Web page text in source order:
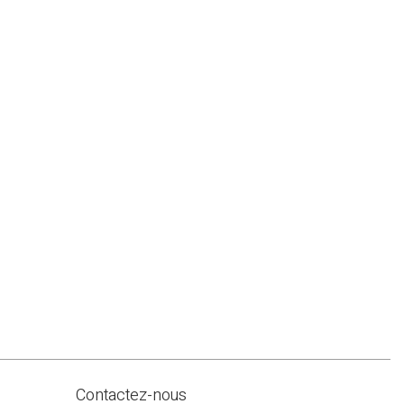
Contactez-nous